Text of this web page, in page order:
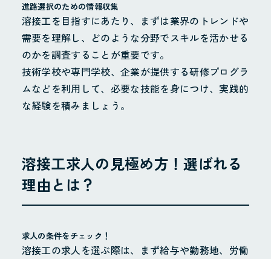
進路選択のための情報収集
溶接工を目指すにあたり、まずは業界のトレンドや
需要を理解し、どのような分野でスキルを活かせる
のかを調査することが重要です。
技術学校や専門学校、企業が提供する研修プログラ
ムなどを利用して、必要な技能を身につけ、実践的
な経験を積みましょう。
溶接工求人の見極め方！選ばれる
理由とは？
求人の条件をチェック！
溶接工の求人を選ぶ際は、まず給与や勤務地、労働